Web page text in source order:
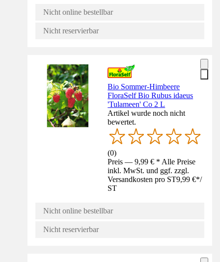
Nicht online bestellbar
Nicht reservierbar
Bio Sommer-Himbeere
FloraSelf Bio Rubus idaeus
'Tulameen' Co 2 L
Artikel wurde noch nicht
bewertet.
(0)
Preis — 9,99 € * Alle Preise
inkl. MwSt. und ggf. zzgl.
Versandkosten pro ST9,99 €*/
ST
Nicht online bestellbar
Nicht reservierbar